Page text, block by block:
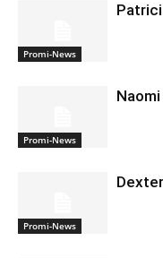
Promi-News
Promi-News
Promi-News